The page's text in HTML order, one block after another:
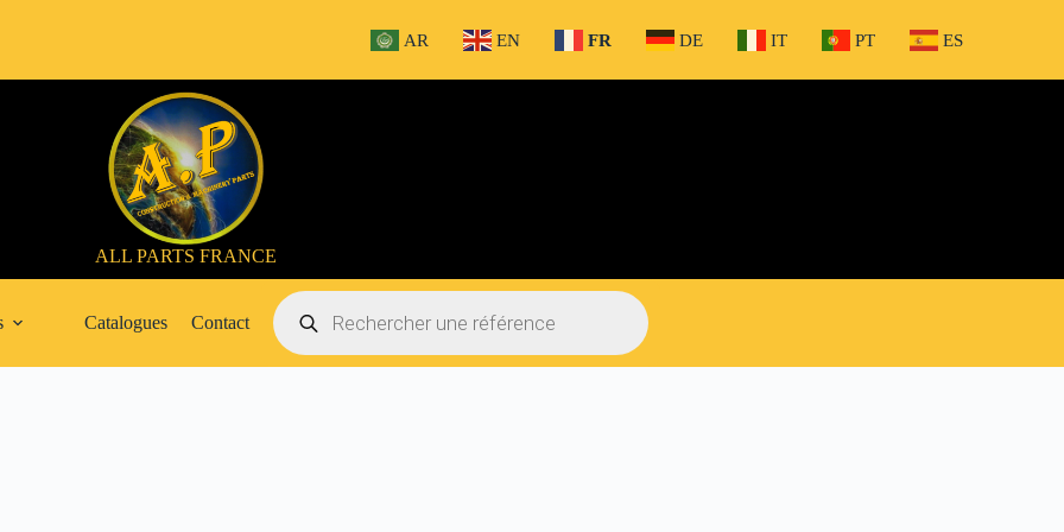
AR EN FR DE IT PT ES
ALL PARTS FRANCE
Catalogues Contact
Recherche
de
produits